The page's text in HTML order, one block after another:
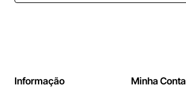
Informação Minha Conta